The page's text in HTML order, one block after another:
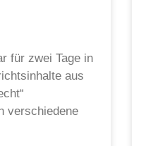
für zwei Tage in
aus
verschiedene